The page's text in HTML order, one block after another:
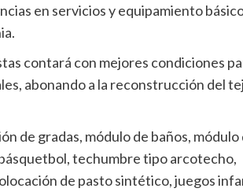
en servicios y equipamiento
contará con mejores condiciones
abonando a la reconstrucción del
de gradas, módulo de baños, módulo
techumbre tipo arcotecho,
de pasto sintético, juegos